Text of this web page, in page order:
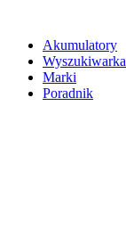
Akumulatory
Marki
Poradnik